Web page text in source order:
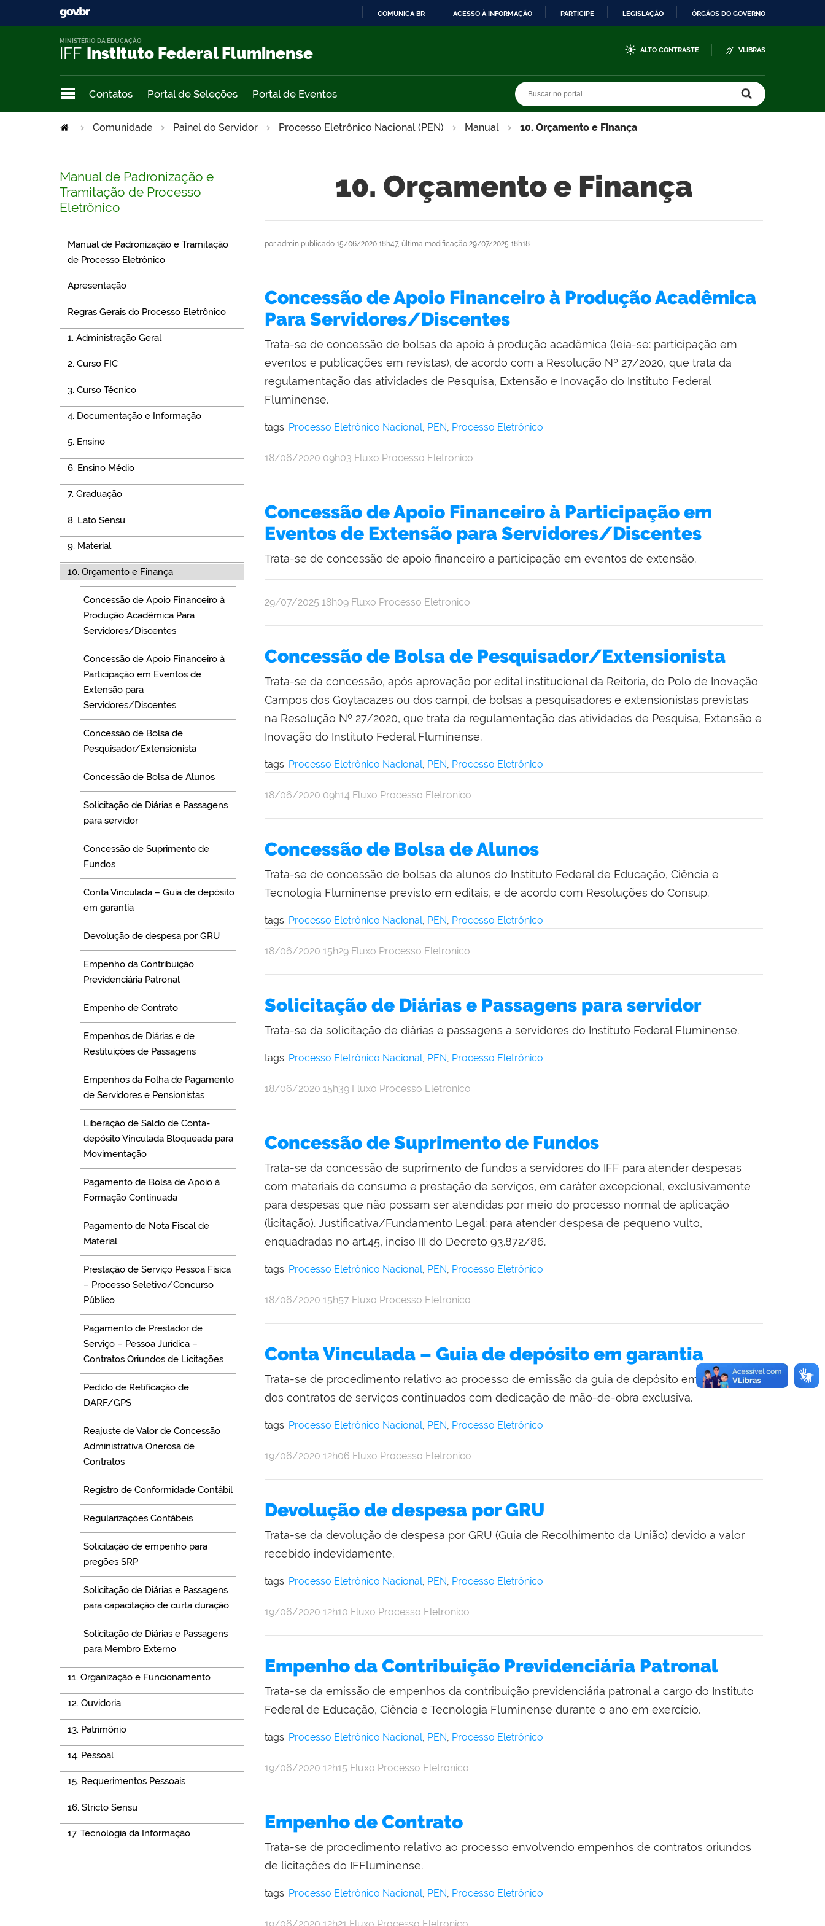
COMUNICA BR ACESSO À INFORMAÇÃO PARTICIPE LEGISLAÇÃO ÓRGÃOS DO GOVERNO
IFF Instituto Federal Fluminense
MINISTÉRIO DA EDUCAÇÃO
ALTO CONTRASTE VLIBRAS
Contatos Portal de Seleções Portal de Eventos
Comunidade Painel do Servidor Processo Eletrônico Nacional (PEN) Manual 10. Orçamento e Finança
Manual de Padronização e
Tramitação de Processo
Eletrônico
Manual de Padronização e Tramitação
de Processo Eletrônico
Apresentação
Regras Gerais do Processo Eletrônico
1. Administração Geral
2. Curso FIC
3. Curso Técnico
4. Documentação e Informação
5. Ensino
6. Ensino Médio
7. Graduação
8. Lato Sensu
9. Material
10. Orçamento e Finança
Concessão de Apoio Financeiro à
Produção Acadêmica Para
Servidores/Discentes
Concessão de Apoio Financeiro à
Participação em Eventos de
Extensão para
Servidores/Discentes
Concessão de Bolsa de
Pesquisador/Extensionista
Concessão de Bolsa de Alunos
Solicitação de Diárias e Passagens
para servidor
Concessão de Suprimento de
Fundos
Conta Vinculada – Guia de depósito
em garantia
Devolução de despesa por GRU
Empenho da Contribuição
Previdenciária Patronal
Empenho de Contrato
Empenhos de Diárias e de
Restituições de Passagens
Empenhos da Folha de Pagamento
de Servidores e Pensionistas
Liberação de Saldo de Conta-
depósito Vinculada Bloqueada para
Movimentação
Pagamento de Bolsa de Apoio à
Formação Continuada
Pagamento de Nota Fiscal de
Material
Prestação de Serviço Pessoa Física
– Processo Seletivo/Concurso
Público
Pagamento de Prestador de
Serviço – Pessoa Jurídica –
Contratos Oriundos de Licitações
Pedido de Retificação de
DARF/GPS
Reajuste de Valor de Concessão
Administrativa Onerosa de
Contratos
Registro de Conformidade Contábil
Regularizações Contábeis
Solicitação de empenho para
pregões SRP
Solicitação de Diárias e Passagens
para capacitação de curta duração
Solicitação de Diárias e Passagens
para Membro Externo
11. Organização e Funcionamento
12. Ouvidoria
13. Patrimônio
14. Pessoal
15. Requerimentos Pessoais
16. Stricto Sensu
17. Tecnologia da Informação
10. Orçamento e Finança
por admin publicado 15/06/2020 18h47, última modificação 29/07/2025 18h18
Concessão de Apoio Financeiro à Produção Acadêmica
Para Servidores/Discentes
Trata-se de concessão de bolsas de apoio à produção acadêmica (leia-se: participação em
eventos e publicações em revistas), de acordo com a Resolução Nº 27/2020, que trata da
regulamentação das atividades de Pesquisa, Extensão e Inovação do Instituto Federal
Fluminense.
tags: Processo Eletrônico Nacional, PEN, Processo Eletrônico
por
publicado
18/06/2020 09h03 Fluxo Processo Eletronico
Concessão de Apoio Financeiro à Participação em
Eventos de Extensão para Servidores/Discentes
Trata-se de concessão de apoio financeiro a participação em eventos de extensão.
por
publicado
29/07/2025 18h09 Fluxo Processo Eletronico
Concessão de Bolsa de Pesquisador/Extensionista
Trata-se da concessão, após aprovação por edital institucional da Reitoria, do Polo de Inovação
Campos dos Goytacazes ou dos campi, de bolsas a pesquisadores e extensionistas previstas
na Resolução Nº 27/2020, que trata da regulamentação das atividades de Pesquisa, Extensão e
Inovação do Instituto Federal Fluminense.
tags: Processo Eletrônico Nacional, PEN, Processo Eletrônico
por
publicado
18/06/2020 09h14 Fluxo Processo Eletronico
Concessão de Bolsa de Alunos
Trata-se de concessão de bolsas de alunos do Instituto Federal de Educação, Ciência e
Tecnologia Fluminense previsto em editais, e de acordo com Resoluções do Consup.
tags: Processo Eletrônico Nacional, PEN, Processo Eletrônico
por
publicado
18/06/2020 15h29 Fluxo Processo Eletronico
Solicitação de Diárias e Passagens para servidor
Trata-se da solicitação de diárias e passagens a servidores do Instituto Federal Fluminense.
tags: Processo Eletrônico Nacional, PEN, Processo Eletrônico
por
publicado
18/06/2020 15h39 Fluxo Processo Eletronico
Concessão de Suprimento de Fundos
Trata-se da concessão de suprimento de fundos a servidores do IFF para atender despesas
com materiais de consumo e prestação de serviços, em caráter excepcional, exclusivamente
para despesas que não possam ser atendidas por meio do processo normal de aplicação
(licitação). Justificativa/Fundamento Legal: para atender despesa de pequeno vulto,
enquadradas no art.45, inciso III do Decreto 93.872/86.
tags: Processo Eletrônico Nacional, PEN, Processo Eletrônico
por
publicado
18/06/2020 15h57 Fluxo Processo Eletronico
Conta Vinculada – Guia de depósito em garantia
Trata-se de procedimento relativo ao processo de emissão da guia de depósito em garantia
dos contratos de serviços continuados com dedicação de mão-de-obra exclusiva.
tags: Processo Eletrônico Nacional, PEN, Processo Eletrônico
por
publicado
19/06/2020 12h06 Fluxo Processo Eletronico
Devolução de despesa por GRU
Trata-se da devolução de despesa por GRU (Guia de Recolhimento da União) devido a valor
recebido indevidamente.
tags: Processo Eletrônico Nacional, PEN, Processo Eletrônico
por
publicado
19/06/2020 12h10 Fluxo Processo Eletronico
Empenho da Contribuição Previdenciária Patronal
Trata-se da emissão de empenhos da contribuição previdenciária patronal a cargo do Instituto
Federal de Educação, Ciência e Tecnologia Fluminense durante o ano em exercício.
tags: Processo Eletrônico Nacional, PEN, Processo Eletrônico
por
publicado
19/06/2020 12h15 Fluxo Processo Eletronico
Empenho de Contrato
Trata-se de procedimento relativo ao processo envolvendo empenhos de contratos oriundos
de licitações do IFFluminense.
tags: Processo Eletrônico Nacional, PEN, Processo Eletrônico
por
publicado